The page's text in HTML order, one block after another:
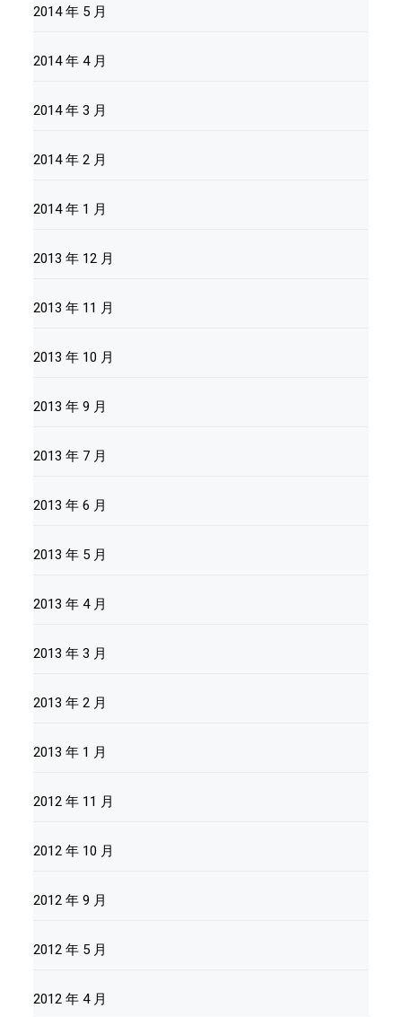
2014 年 5 月
2014 年 4 月
2014 年 3 月
2014 年 2 月
2014 年 1 月
2013 年 12 月
2013 年 11 月
2013 年 10 月
2013 年 9 月
2013 年 7 月
2013 年 6 月
2013 年 5 月
2013 年 4 月
2013 年 3 月
2013 年 2 月
2013 年 1 月
2012 年 11 月
2012 年 10 月
2012 年 9 月
2012 年 5 月
2012 年 4 月